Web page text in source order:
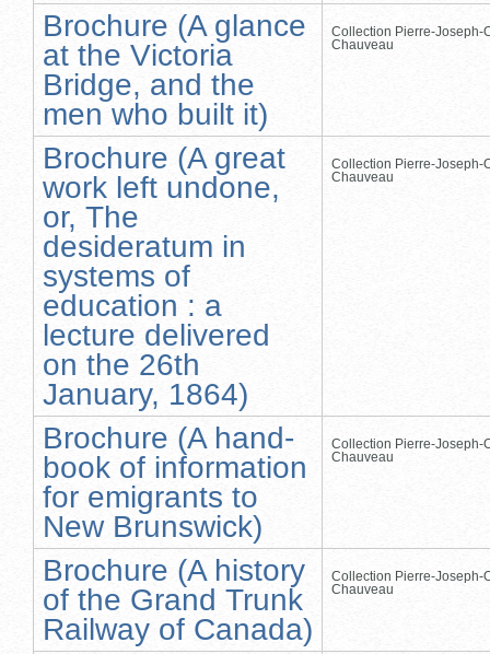
Brochure (A glance
at the Victoria
Bridge, and the
men who built it)
Collection Pierre-Joseph-
Chauveau
Brochure (A great
work left undone,
or, The
desideratum in
systems of
education : a
lecture delivered
on the 26th
January, 1864)
Collection Pierre-Joseph-
Chauveau
Brochure (A hand-
book of information
for emigrants to
New Brunswick)
Collection Pierre-Joseph-
Chauveau
Brochure (A history
of the Grand Trunk
Railway of Canada)
Collection Pierre-Joseph-
Chauveau